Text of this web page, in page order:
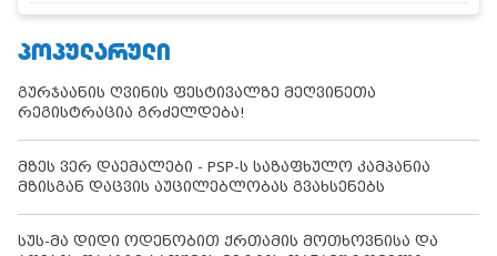
ᲞᲝᲞᲣᲚᲐᲠᲣᲚᲘ
გურჯაანის ღვინის ფესტივალზე მეღვინეთა
რეგისტრაცია გრძელდება!
მზეს ვერ დაემალები - PSP-ს საზაფხულო კამპანია
მზისგან დაცვის აუცილებლობას გვახსენებს
სუს-მა დიდი ოდენობით ქრთამის მოთხოვნისა და